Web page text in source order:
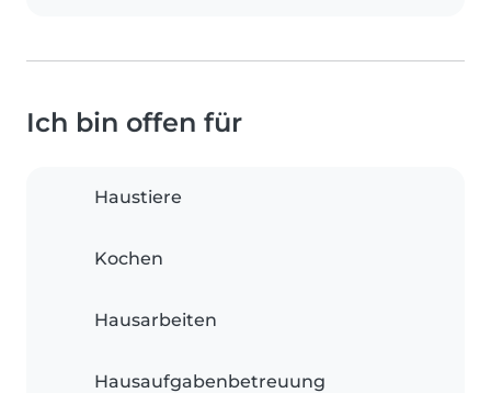
Ich bin offen für
Haustiere
Kochen
Hausarbeiten
Hausaufgabenbetreuung